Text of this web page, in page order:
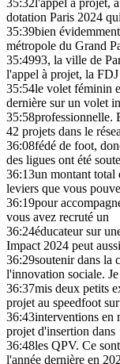
35:32l'appel à projet,
dotation Paris 2024
35:39bien
métropole du Grand
35:4993, la ville de
l'appel à projet, la
35:54le volet féminin
dernière sur un volet
35:58professionnelle.
42 projets dans le
36:08fédé de foot,
des ligues ont été
36:13un montant total
leviers que vous
36:19pour
vous avez recruté un
36:24éducateur sur
Impact 2024 peut
36:29soutenir dans la
l'innovation sociale.
36:37mis deux petits
projet au speedfoot
36:43interventions en
projet d'insertion dans
36:48les QPV. Ce
l'année dernière en